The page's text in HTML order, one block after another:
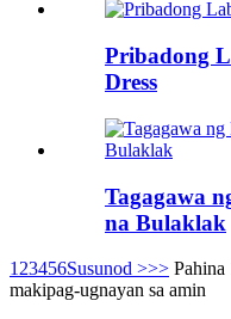
Pribadong
Dress
Tagagawa
na Bulaklak
1 23456Susunod >>> Pahina
makipag-ugnayan sa amin